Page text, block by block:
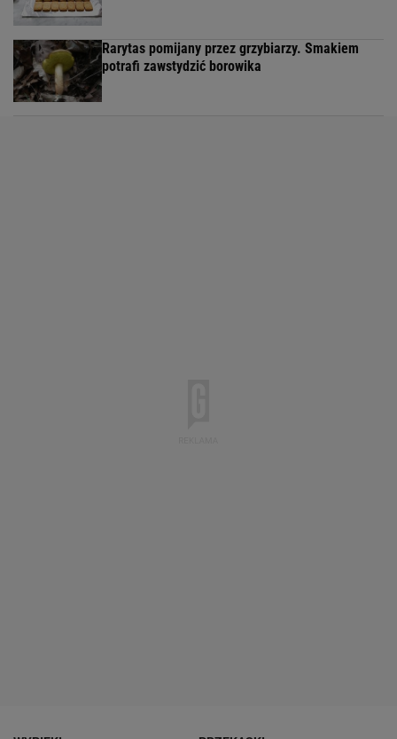
Rarytas pomijany przez grzybiarzy. Smakiem
potrafi zawstydzić borowika